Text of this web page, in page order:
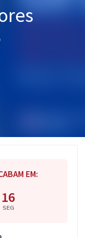
EM:
16
SEG